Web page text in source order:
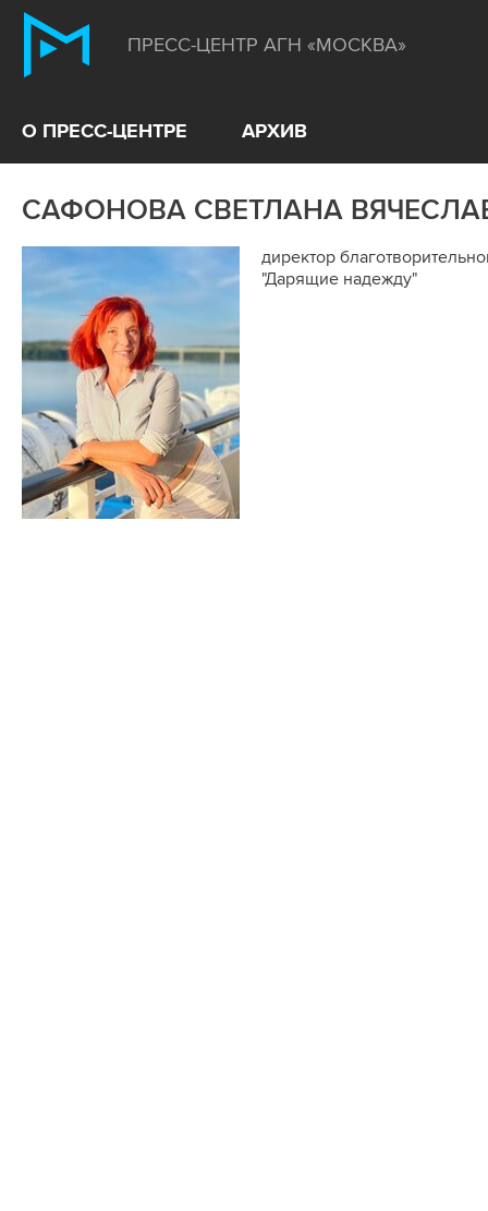
ПРЕСС-ЦЕНТР АГН «МОСКВА»
О ПРЕСС-ЦЕНТРЕ АРХИВ
САФОНОВА СВЕТЛАНА
директор
"Дарящие надежду"